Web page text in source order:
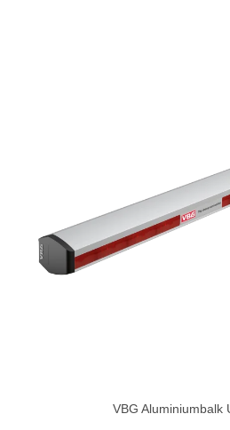
VBG Aluminiumbalk